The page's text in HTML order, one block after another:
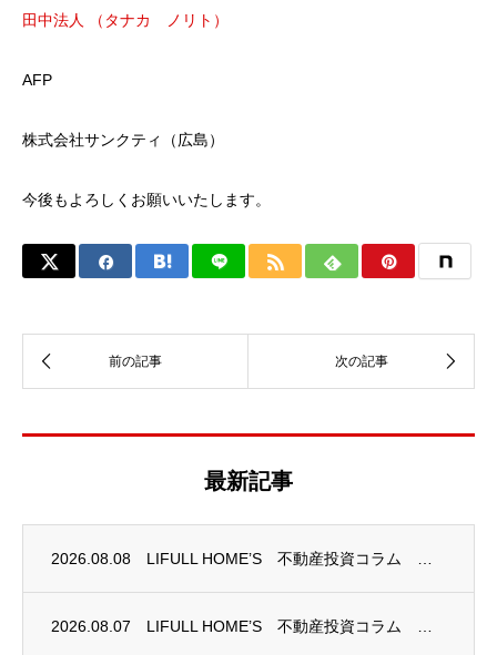
田中法人 （タナカ ノリト）
AFP
株式会社サンクティ（広島）
今後もよろしくお願いいたします。
最新記事
2026.08.08
2026.08.07